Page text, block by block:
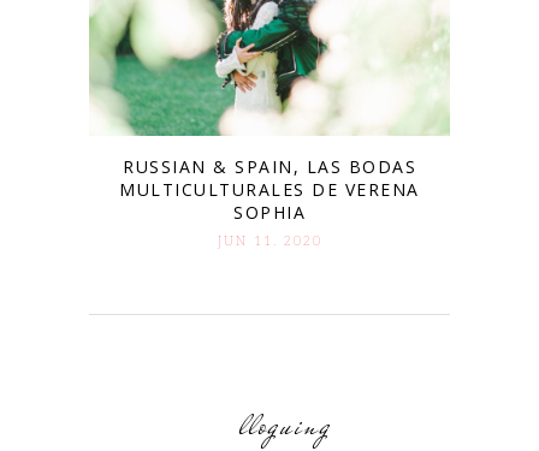
RUSSIAN & SPAIN, LAS BODAS
MULTICULTURALES DE VERENA
SOPHIA
JUN 11. 2020
lloguing